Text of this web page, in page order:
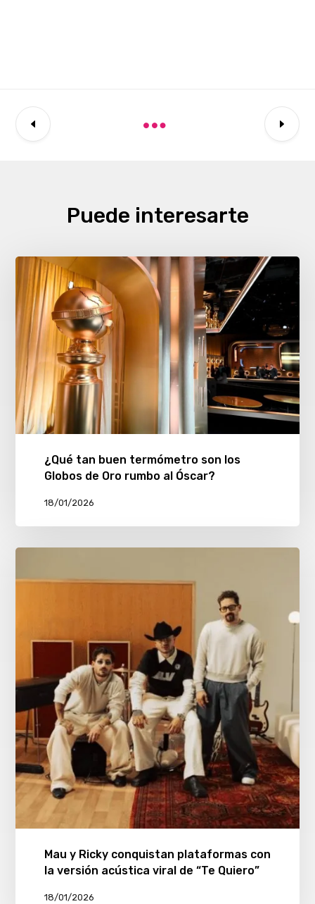
Puede interesarte
¿Qué tan buen termómetro son los
Globos de Oro rumbo al Óscar?
18/01/2026
Mau y Ricky conquistan plataformas con
la versión acústica viral de “Te Quiero”
18/01/2026